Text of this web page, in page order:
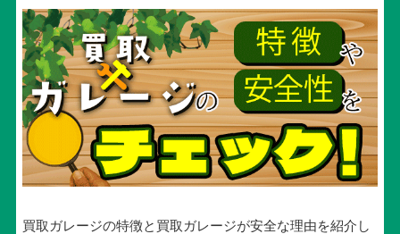
買取ガレージの特徴と買取ガレージが安全な理由を紹介し